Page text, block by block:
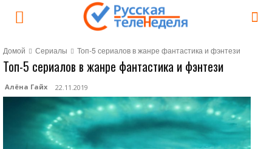
Домой Сериалы Топ-5 сериалов в жанре фантастика и фэнтези
Топ-5 сериалов в жанре фантастика и фэнтези
Алёна Гайх 22.11.2019